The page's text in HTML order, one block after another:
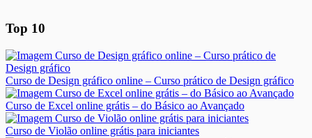
Top 10
Curso de Design gráfico online – Curso prático de Design gráfico
Curso de Excel online grátis – do Básico ao Avançado
Curso de Violão online grátis para iniciantes